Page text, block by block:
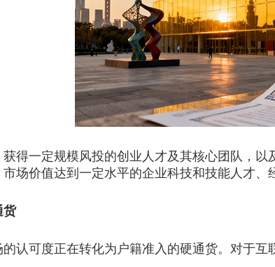
一定规模风投的创业人才及其核心团队，以
场价值达到一定水平的企业科技和技能人才、
货
可度正在转化为户籍准入的硬通货。对于互